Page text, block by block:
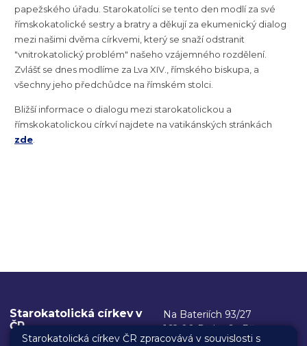
papežského úřadu. Starokatolíci se tento den modlí za své
římskokatolické sestry a bratry a děkují za ekumenický dialog
mezi našimi dvěma církvemi, který se snaží odstranit
"vnitrokatolický problém" našeho vzájemného rozdělení.
Zvlášť se dnes modlíme za Lva XIV., římského biskupa, a
všechny jeho předchůdce na římském stolci.
Bližší informace o dialogu mezi starokatolickou a
římskokatolickou církví najdete na vatikánských stránkách
zde
Starokatolická církev v
ČR
Na Bateriích 93/27
162 00 Praha 6 - Břevnov
Starokatolická církev ČR zpracovává v souvislosti s